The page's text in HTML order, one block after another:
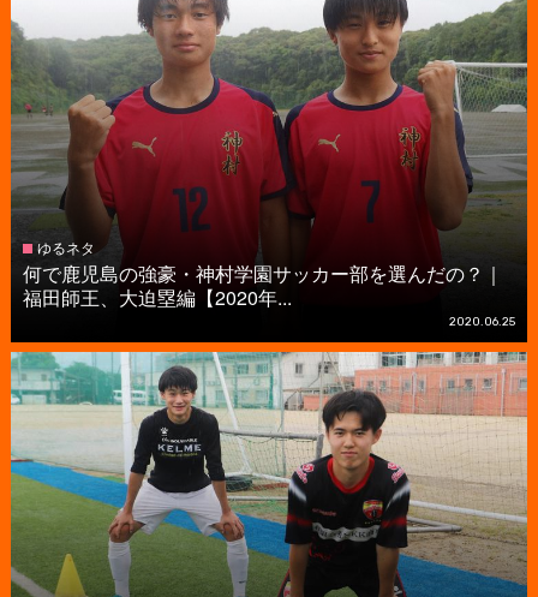
ゆるネタ
何で鹿児島の強豪・神村学園サッカー部を選んだの？｜
福田師王、大迫塁編【2020年...
2020.06.25